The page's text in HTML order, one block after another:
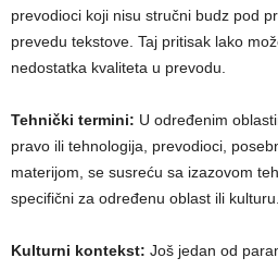
prevodioci koji nisu stručni budz pod
prevedu tekstove. Taj pritisak lako
nedostatka kvaliteta u prevodu.
Tehnički termini: U određenim
pravo ili tehnologija, prevodioci,
materijom, se susreću sa izazovom
specifični za određenu oblast ili kulturu.
Kulturni kontekst: Još jedan od